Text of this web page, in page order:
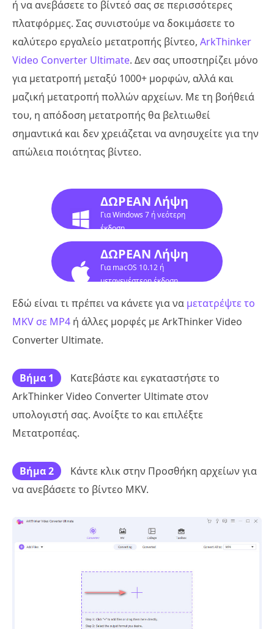
ή να ανεβάσετε το βίντεό σας σε περισσότερες
πλατφόρμες. Σας συνιστούμε να δοκιμάσετε το
καλύτερο εργαλείο μετατροπής βίντεο, ArkThinker
Video Converter Ultimate. Δεν σας υποστηρίζει μόνο
για μετατροπή μεταξύ 1000+ μορφών, αλλά και
μαζική μετατροπή πολλών αρχείων. Με τη βοήθειά
του, η απόδοση μετατροπής θα βελτιωθεί
σημαντικά και δεν χρειάζεται να ανησυχείτε για την
απώλεια ποιότητας βίντεο.
ΔΩΡΕΑΝ Λήψη
Για Windows 7 ή νεότερη
έκδοση
ΔΩΡΕΑΝ Λήψη
Για macOS 10.12 ή
μεταγενέστερη έκδοση
Εδώ είναι τι πρέπει να κάνετε για να μετατρέψτε το
MKV σε MP4 ή άλλες μορφές με ArkThinker Video
Converter Ultimate.
Βήμα 1
Κατεβάστε και εγκαταστήστε το
ArkThinker Video Converter Ultimate στον
υπολογιστή σας. Ανοίξτε το και επιλέξτε
Μετατροπέας.
Βήμα 2
Κάντε κλικ στην Προσθήκη αρχείων για
να ανεβάσετε το βίντεο MKV.